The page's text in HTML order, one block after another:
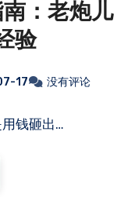
：老炮儿
验
17 没有评论
钱砸出…